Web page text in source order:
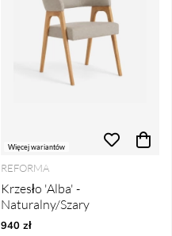
Więcej wariantów
REFORMA
Krzesło 'Alba' -
Naturalny/Szary
940 zł